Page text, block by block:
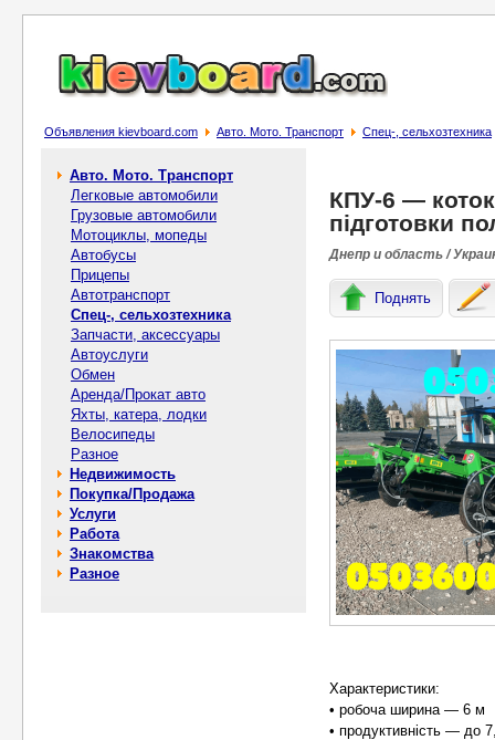
Объявления kievboard.com Авто. Мото. Транспорт Спец-, cельхозтехника
Авто. Мото. Транспорт
Легковые автомобили
Грузовые автомобили
Мотоциклы, мопеды
Автобусы
Прицепы
Автотранспорт
Спец-, cельхозтехника
Запчасти, аксессуары
Автоуслуги
Обмен
Аренда/Прокат авто
Яхты, катера, лодки
Велосипеды
Разное
Недвижимость
Покупка/Продажа
Услуги
Работа
Знакомства
Разное
КПУ-6 —
підготовки
Днепр и область /
Поднять
Характеристики:
• робоча ширина — 6 м
• продуктивність — до